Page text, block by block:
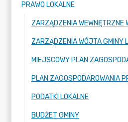
PRAWO LOKALNE
PODATKI LOKALNE
BUDŻET GMINY